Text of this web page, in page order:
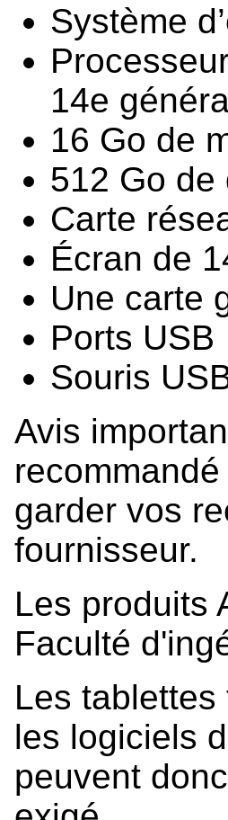
Système
14e
16 Go de
512 Go de
Carte
Écran de
Une carte
Ports USB
Souris
Avis
garder vos
fournisseur.
Les produits
Faculté
Les
les logiciels
peuvent